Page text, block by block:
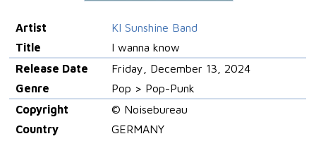
Artist
KI Sunshine Band
Title
I wanna know
Release Date
Friday, December 13, 2024
Genre
Pop > Pop-Punk
Copyright
© Noisebureau
Country
GERMANY